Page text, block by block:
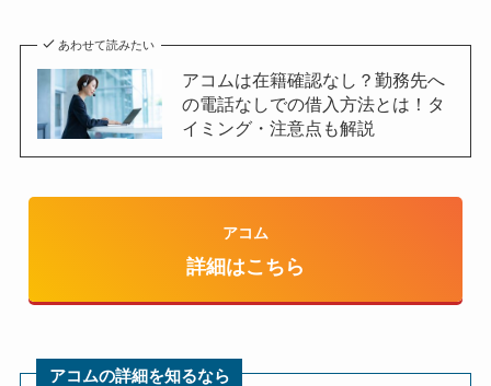
あわせて読みたい
アコムは在籍確認なし？勤務先へ
の電話なしでの借入方法とは！タ
イミング・注意点も解説
アコム
詳細はこちら
アコムの詳細を知るなら